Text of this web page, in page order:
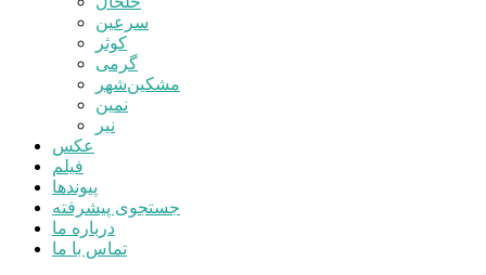
سرعین
کوثر
گرمی
مشکین‌شهر
نمین
نیر
عکس
فیلم
پیوندها
جستجوی پیشرفته
درباره ما
تماس با ما